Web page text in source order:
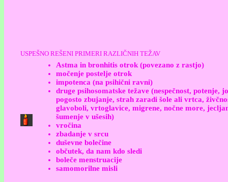
USPEŠNO REŠENI PRIMERI RAZLIČNIH TEŽAV
Astma in bronhitis otrok (povezano z rastjo)
močenje postelje otrok
impotenca (na psihični ravni)
druge psihosomatske težave (nespečnost, potenje,
pogosto zbujanje, strah zaradi šole ali vrtca,
glavoboli, vrtoglavice, migrene, nočne more,
šumenje v ušesih)
vročina
zbadanje v srcu
duševne bolečine
občutek, da nam kdo sledi
boleče menstruacije
samomorilne misli